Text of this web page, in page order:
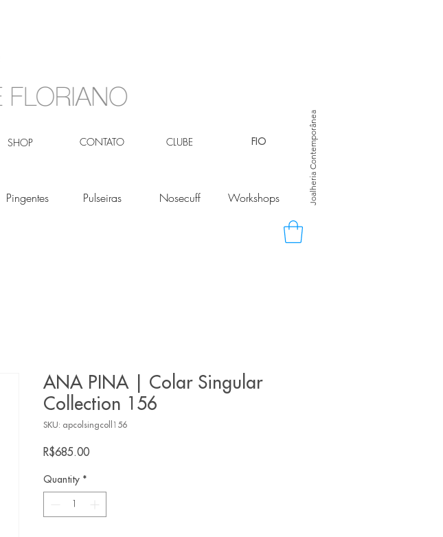
SHOP CONTATO CLUBE Joalheria Contemporânea
FIO
Pingentes Pulseiras Nosecuff Workshops
ANA PINA | Colar Singular
Collection 156
SKU: apcolsingcoll156
R$685.00Price
Quantity *